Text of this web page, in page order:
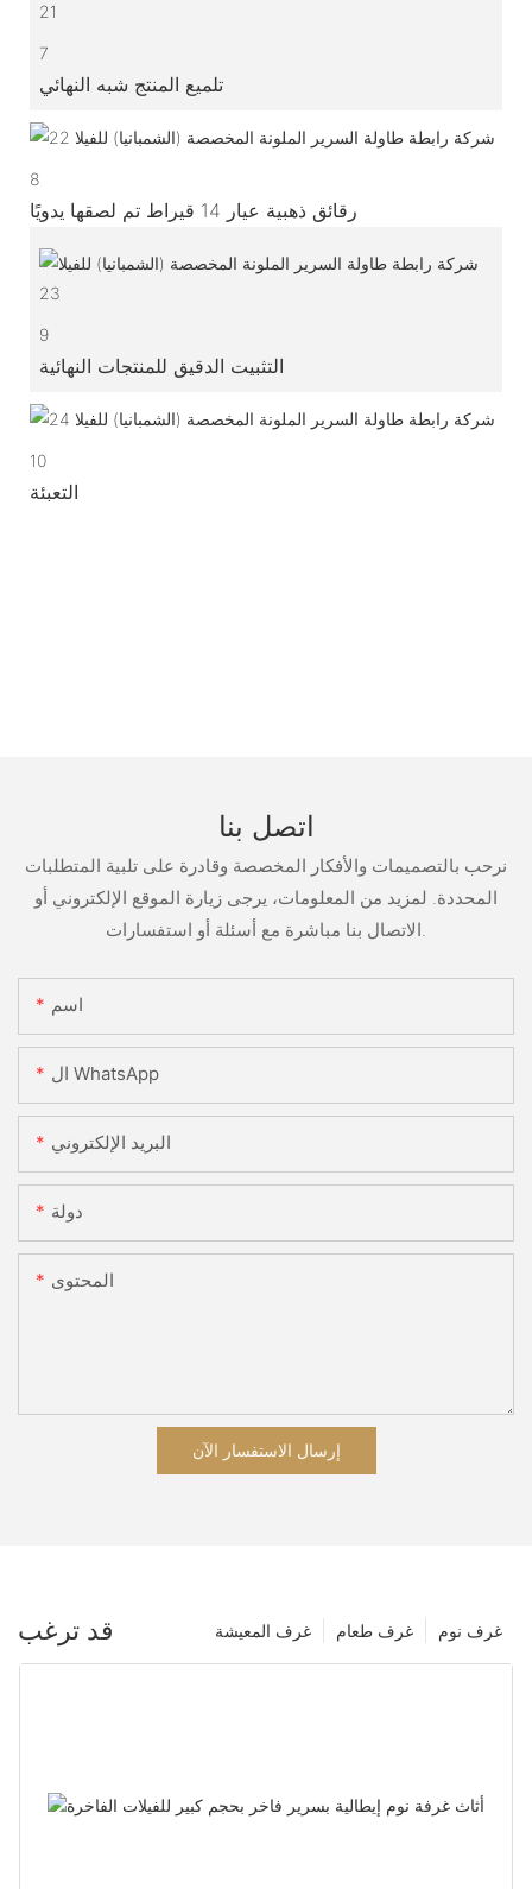
7
تلميع المنتج شبه النهائي
8
رقائق ذهبية عيار 14 قيراط تم لصقها يدويًا
9
التثبيت الدقيق للمنتجات النهائية
10
التعبئة
اتصل بنا
نرحب بالتصميمات والأفكار المخصصة وقادرة على تلبية المتطلبات
المحددة. لمزيد من المعلومات، يرجى زيارة الموقع الإلكتروني أو
اسم
ال WhatsApp
البريد الإلكتروني
دولة
المحتوى
إرسال الاستفسار الآن
قد ترغب غرف نوم غرف طعام غرف المعيشة